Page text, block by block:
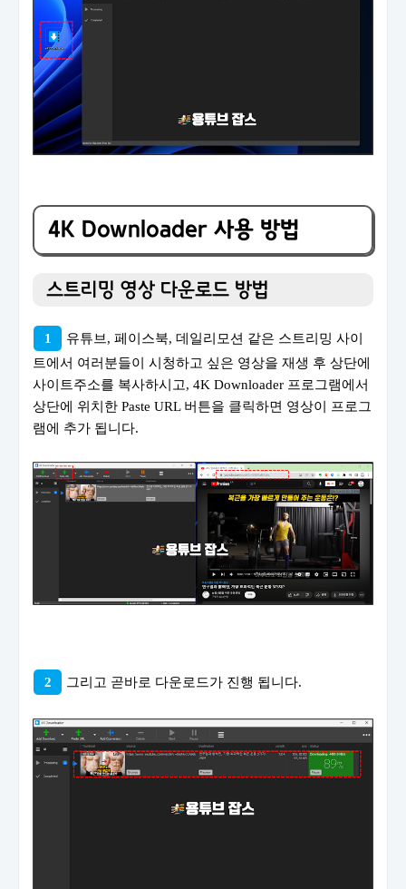
4K Downloader 사용 방법
스트리밍 영상 다운로드 방법
1
유튜브, 페이스북, 데일리모션 같은 스트리밍 사이
트에서 여러분들이 시청하고 싶은 영상을 재생 후 상단에
사이트주소를 복사하시고, 4K Downloader 프로그램에서
상단에 위치한 Paste URL 버튼을 클릭하면 영상이 프로그
램에 추가 됩니다.
2 그리고 곧바로 다운로드가 진행 됩니다.